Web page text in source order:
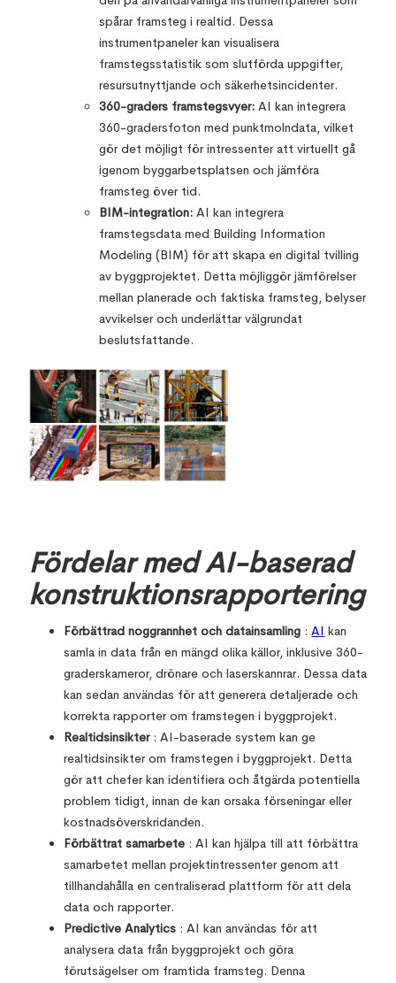
spårar framsteg i realtid. Dessa
instrumentpaneler kan visualisera
framstegsstatistik som slutförda uppgifter,
resursutnyttjande och säkerhetsincidenter.
360-graders framstegsvyer: AI kan integrera
360-gradersfoton med punktmolndata, vilket
gör det möjligt för intressenter att virtuellt gå
igenom byggarbetsplatsen och jämföra
framsteg över tid.
BIM-integration: AI kan integrera
framstegsdata med Building Information
Modeling (BIM) för att skapa en digital tvilling
av byggprojektet. Detta möjliggör jämförelser
mellan planerade och faktiska framsteg, belyser
avvikelser och underlättar välgrundat
beslutsfattande.
Fördelar med AI-baserad
konstruktionsrapportering
Förbättrad noggrannhet och datainsamling :AI kan
samla in data från en mängd olika källor, inklusive 360-
graderskameror, drönare och laserskannrar. Dessa data
kan sedan användas för att generera detaljerade och
korrekta rapporter om framstegen i byggprojekt.
Realtidsinsikter: AI-baserade system kan ge
realtidsinsikter om framstegen i byggprojekt. Detta
gör att chefer kan identifiera och åtgärda potentiella
problem tidigt, innan de kan orsaka förseningar eller
kostnadsöverskridanden.
Förbättrat samarbete : AI kan hjälpa till att förbättra
samarbetet mellan projektintressenter genom att
tillhandahålla en centraliserad plattform för att dela
data och rapporter.
Predictive Analytics : AI kan användas för att
analysera data från byggprojekt och göra
förutsägelser om framtida framsteg. Denna